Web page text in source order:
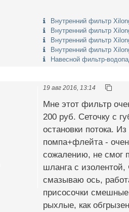
Внутренний фильтр
Внутренний фильтр
Внутренний фильтр
Внутренний фильтр
Навесной фильтр-
19 авг 2016, 13:14
Мне этот фильтр
200 руб. Сеточку с
остановки потока.
помпа+флейта -
сожалению, не смог
шланга с изолентой,
смазываю ось,
присосочки
рыхлые, как